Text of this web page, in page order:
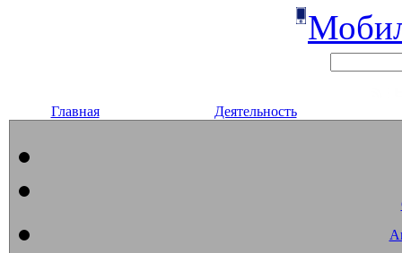
Главная Деятельность